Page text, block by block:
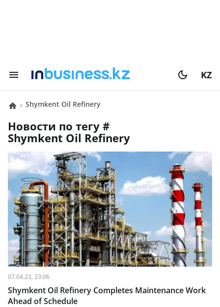
KZ
Shymkent Oil Refinery
Новости по тегу #
Shymkent Oil Refinery
07.04.23, 23:06
Shymkent Oil Refinery Completes Maintenance Work
Ahead of Schedule